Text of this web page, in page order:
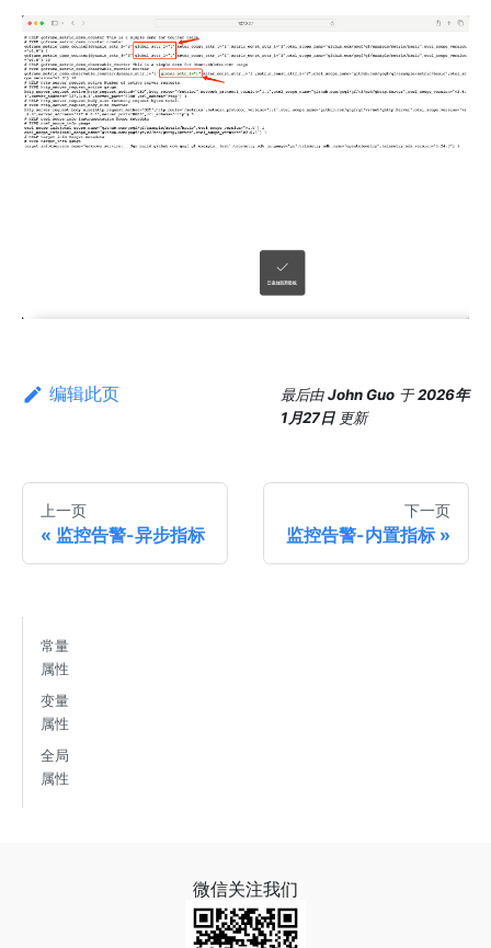
编辑此页 最后由John Guo 于2026年
1月27日 更新
上一页
监控告警-异步指标
下一页
监控告警-内置指标
常量
属性
变量
属性
全局
属性
微信关注我们